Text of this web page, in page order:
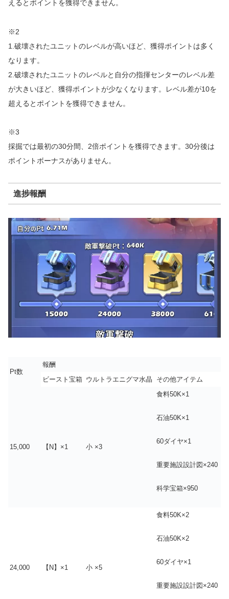
えるとポイントを獲得できません。
※2
1.破壊されたユニットのレベルが高いほど、獲得ポイントは多く
なります。
2.破壊されたユニットのレベルと自分の指揮センターのレベル差
が大きいほど、獲得ポイントが少なくなります。レベル差が10を
超えるとポイントを獲得できません。
※3
採掘では最初の30分間、2倍ポイントを獲得できます。30分後は
ポイントボーナスがありません。
進捗報酬
Pt数
報酬
ビースト宝箱 ウルトラエニグマ水晶 その他アイテム
15,000 【N】×1 小 ×3
食料50K×1
石油50K×1
60ダイヤ×1
重要施設設計図×240
科学宝箱×950
24,000 【N】×1 小 ×5
食料50K×2
石油50K×2
60ダイヤ×1
重要施設設計図×240